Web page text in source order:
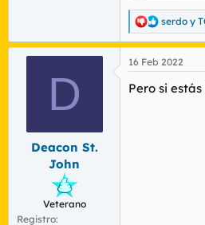
68,3 KB ·
R
e
a
c
i
serdo y
D
Deacon St.
John
Veterano
Registro
16 Feb 2022
Pero si